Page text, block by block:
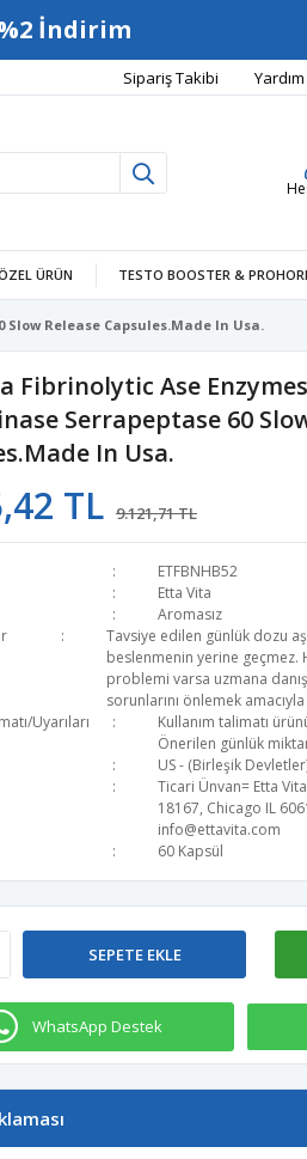
İndirim
Sipariş Takibi Yardım
ÜRÜN TESTO BOOSTER &
Release Capsules.Made In Usa.
Fibrinolytic Ase
Serrapeptase 60
In Usa.
TL 9.121,71 TL
ETFBNHB52
Etta Vita
Aromasız
Tavsiye edilen günlük dozu
beslenmenin yerine geçmez.
problemi varsa uzmana
sorunlarını önlemek
Uyarıları
Kullanım talimatı
Önerilen günlük
US - (Birleşik
Ticari Ünvan= Etta
18167, Chicago IL
info@ettavita.com
60 Kapsül
SEPETE EKLE
WhatsApp Destek